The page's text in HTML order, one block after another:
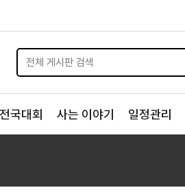
전국대회 사는 이야기 일정관리